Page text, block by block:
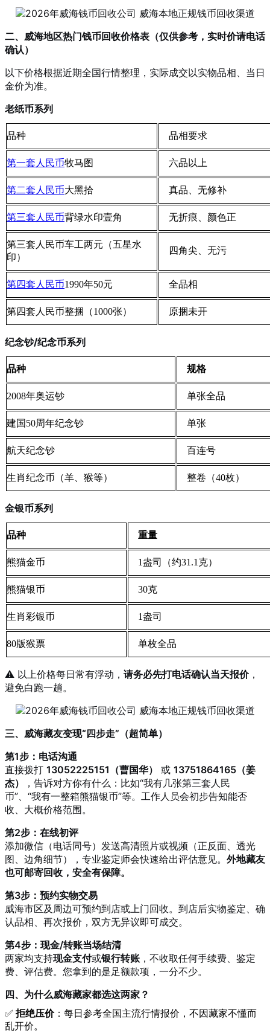
二、威海地区热门钱币回收价格表（仅供参考，实时价请电话
确认）
以下价格根据近期全国行情整理，实际成交以实物品相、当日
金价为准。
老纸币系列
品种 品相要求
第一套人民币牧马图 六品以上
第二套人民币大黑拾 真品、无修补
第三套人民币背绿水印壹角 无折痕、颜色正
第三套人民币车工两元（五星水
印）
四角尖、无污
第四套人民币1990年50元 全品相
第四套人民币整捆（1000张） 原捆未开
纪念钞/纪念币系列
品种 规格
2008年奥运钞 单张全品
建国50周年纪念钞 单张
航天纪念钞 百连号
生肖纪念币（羊、猴等） 整卷（40枚）
金银币系列
品种 重量
熊猫金币 1盎司（约31.1克）
熊猫银币 30克
生肖彩银币 1盎司
80版猴票 单枚全品
⚠️ 以上价格每日常有浮动， 请务必先打电话确认当天报价 ，
避免白跑一趟。
三、威海藏友变现“四步走”（超简单）
第1步：电话沟通
直接拨打 13052225151（曹国华） 或 13751864165（姜
杰）
，告诉对方你有什么：比如“我有几张第三套人民
币”、“我有一整箱熊猫银币”等。工作人员会初步告知能否
收、大概价格范围。
第2步：在线初评
添加微信（电话同号）发送高清照片或视频（正反面、透光
图、边角细节），专业鉴定师会快速给出评估意见。 外地藏友
也可邮寄回收，安全有保障。
第3步：预约实物交易
威海市区及周边可预约到店或上门回收。到店后实物鉴定、确
认品相、再次报价，双方无异议即可成交。
第4步：现金/转账当场结清
两家均支持现金支付或银行转账 ，不收取任何手续费、鉴定
费、评估费。您拿到的是足额款项，一分不少。
四、为什么威海藏家都选这两家？
✅ 拒绝压价：每日参考全国主流行情报价，不因藏家不懂而
乱开价。